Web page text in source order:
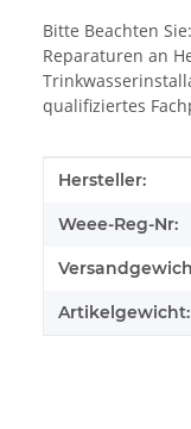
Bitte Beachten Sie:
Reparaturen an
qualifiziertes
Wert
Hersteller:
Weee-Reg-Nr:
Artikelgewicht: